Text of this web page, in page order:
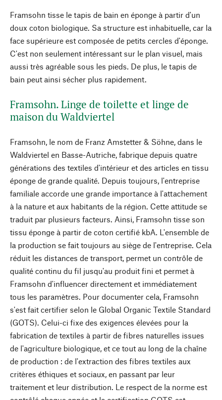
Framsohn tisse le tapis de bain en éponge à partir d'un
doux coton biologique. Sa structure est inhabituelle, car la
face supérieure est composée de petits cercles d'éponge.
C'est non seulement intéressant sur le plan visuel, mais
aussi très agréable sous les pieds. De plus, le tapis de
bain peut ainsi sécher plus rapidement.
Framsohn. Linge de toilette et linge de
maison du Waldviertel
Framsohn, le nom de Franz Amstetter & Söhne, dans le
Waldviertel en Basse-Autriche, fabrique depuis quatre
générations des textiles d'intérieur et des articles en tissu
éponge de grande qualité. Depuis toujours, l'entreprise
familiale accorde une grande importance à l'attachement
à la nature et aux habitants de la région. Cette attitude se
traduit par plusieurs facteurs. Ainsi, Framsohn tisse son
tissu éponge à partir de coton certifié kbA. L'ensemble de
la production se fait toujours au siège de l'entreprise. Cela
réduit les distances de transport, permet un contrôle de
qualité continu du fil jusqu'au produit fini et permet à
Framsohn d'influencer directement et immédiatement
tous les paramètres. Pour documenter cela, Framsohn
s'est fait certifier selon le Global Organic Textile Standard
(GOTS). Celui-ci fixe des exigences élevées pour la
fabrication de textiles à partir de fibres naturelles issues
de l'agriculture biologique, et ce tout au long de la chaîne
de production : de l'extraction des fibres textiles aux
critères éthiques et sociaux, en passant par leur
traitement et leur distribution. Le respect de la norme est